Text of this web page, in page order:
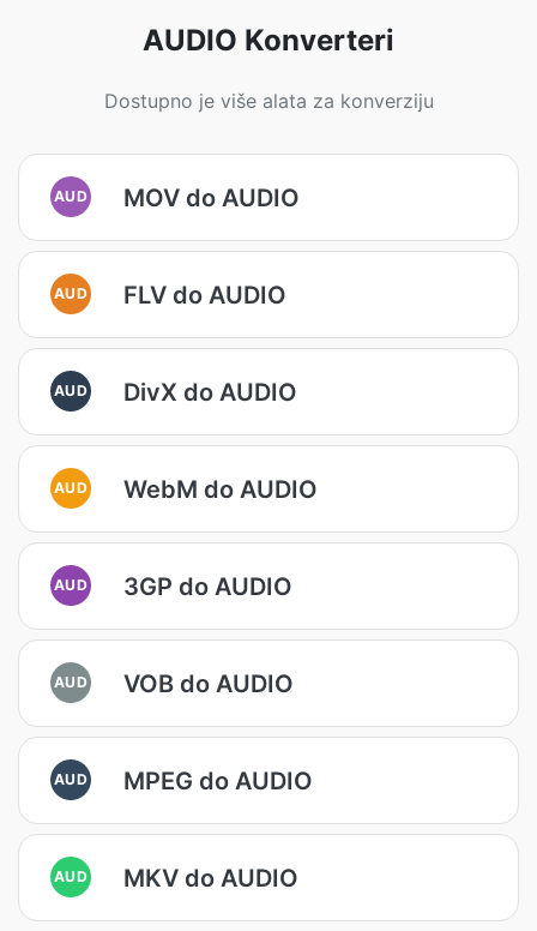
AUDIO Konverteri
Dostupno je više alata za konverziju
AUD MOV do AUDIO
AUD FLV do AUDIO
AUD DivX do AUDIO
AUD WebM do AUDIO
AUD 3GP do AUDIO
AUD VOB do AUDIO
AUD MPEG do AUDIO
AUD MKV do AUDIO